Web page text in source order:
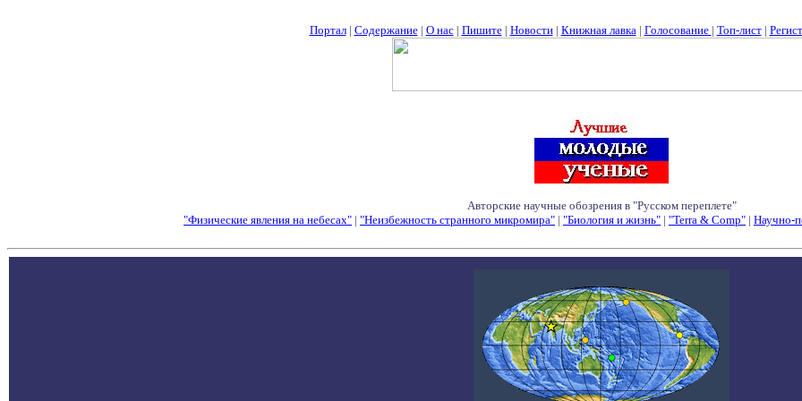
Портал| Содержание| О нас| Пишите| Новости| Книжная лавка| Голосование | Топ-лист|
Авторские научные обозрения в "Русском переплете"
"Физические явления на небесах" | "Неизбежность странного микромира" | "Биология и жизнь" | "Terra & Comp" | Научно-